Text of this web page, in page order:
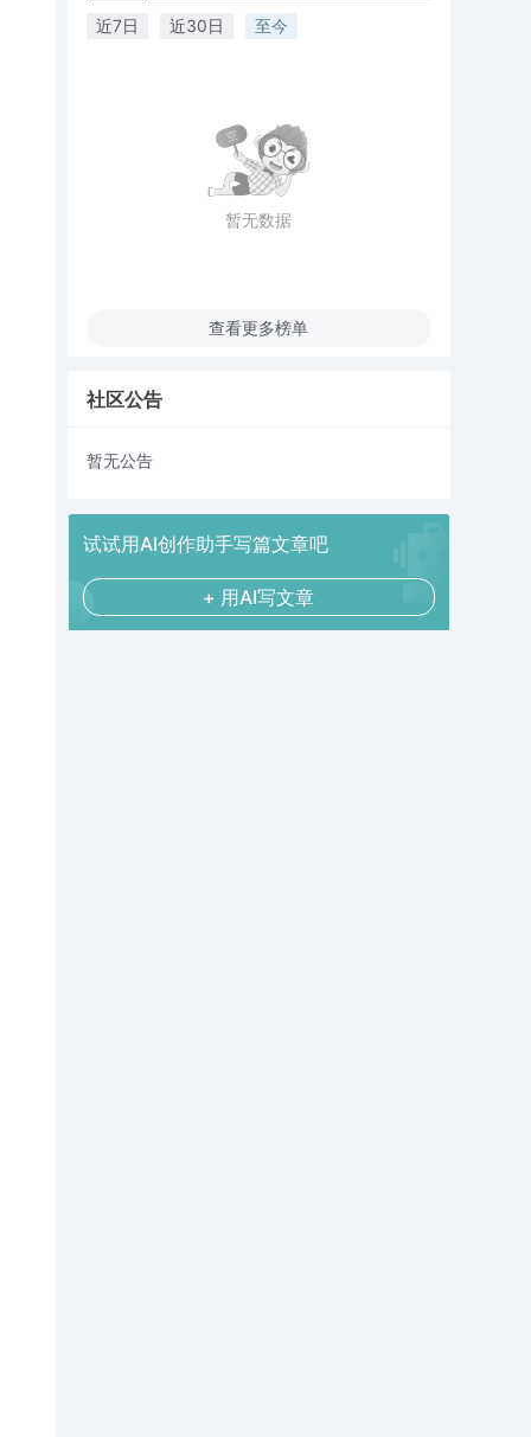
近7日 近30日 至今
暂无数据
查看更多榜单
社区公告
暂无公告
试试用AI创作助手写篇文章吧
+ 用AI写文章